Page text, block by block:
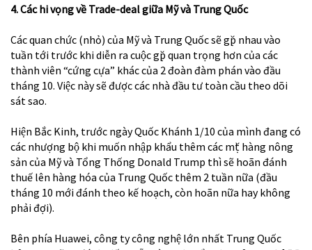
4. Các hi vọng về Trade-deal giữa Mỹ và Trung Quốc
Các quan chức (nhỏ) của Mỹ và Trung Quốc sẽ gặp nhau vào
tuần tới trước khi diễn ra cuộc gặp quan trọng hơn của các
thành viên “cứng cựa” khác của 2 đoàn đàm phán vào đầu
tháng 10. Việc này sẽ được các nhà đầu tư toàn cầu theo dõi
sát sao.
Hiện Bắc Kinh, trước ngày Quốc Khánh 1/10 của mình đang có
các nhượng bộ khi muốn nhập khẩu thêm các mặt hàng nông
sản của Mỹ và Tổng Thống Donald Trump thì sẽ hoãn đánh
thuế lên hàng hóa của Trung Quốc thêm 2 tuần nữa (đầu
tháng 10 mới đánh theo kế hoạch, còn hoãn nữa hay không
phải đợi).
Bên phía Huawei, công ty công nghệ lớn nhất Trung Quốc